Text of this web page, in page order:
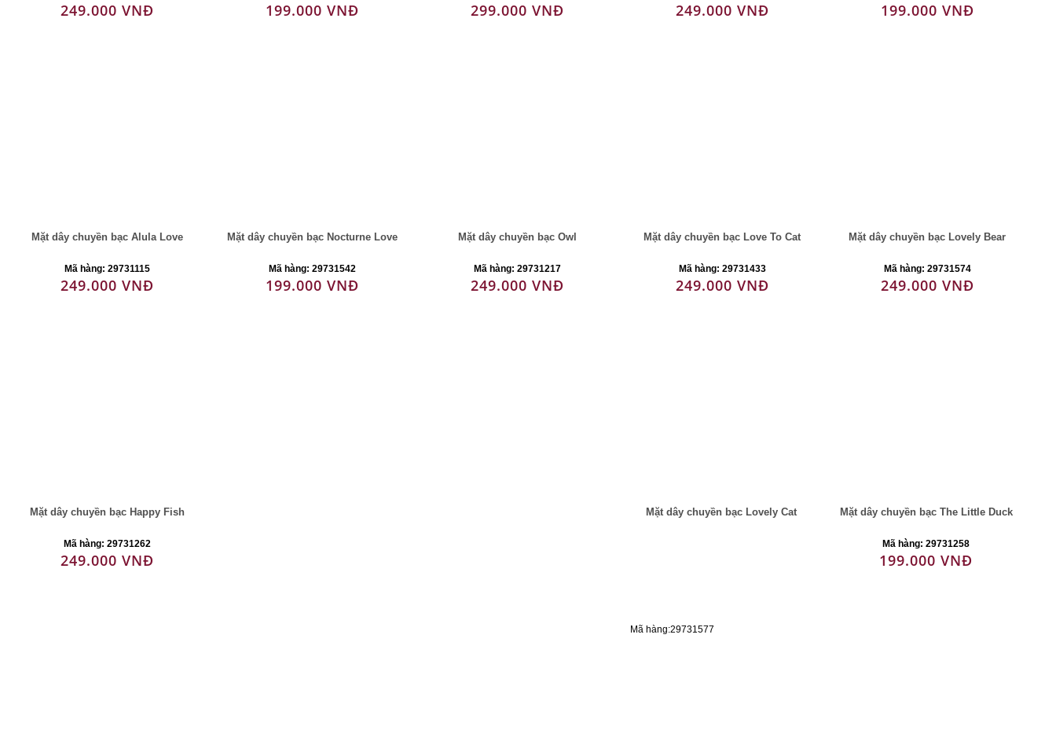
249.000 VNĐ 199.000 VNĐ 299.000 VNĐ 249.000 VNĐ 199.000 VNĐ
Mặt dây chuyền bạc Alula Love
Mã hàng: 29731115
249.000 VNĐ
Mặt dây chuyền bạc Nocturne Love
Mã hàng: 29731542
199.000 VNĐ
Mặt dây chuyền bạc Owl
Mã hàng: 29731217
249.000 VNĐ
Mặt dây chuyền bạc Love To Cat
Mã hàng: 29731433
249.000 VNĐ
Mặt dây chuyền bạc Lovely Bear
Mã hàng: 29731574
249.000 VNĐ
Mặt dây chuyền bạc Happy Fish
Mã hàng: 29731262
249.000 VNĐ
Mặt dây chuyền bạc Lovely Cat
Mã hàng:29731577
Mặt dây chuyền bạc The Little Duck
Mã hàng: 29731258
199.000 VNĐ